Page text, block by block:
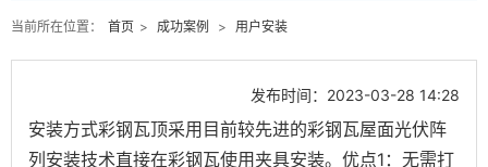
当前所在位置： 首页 > 成功案例 > 用户安装
发布时间：2023-03-28 14:28
安装方式彩钢瓦顶采用目前较先进的彩钢瓦屋面光伏阵
列安装技术直接在彩钢瓦使用夹具安装。优点1：无需打